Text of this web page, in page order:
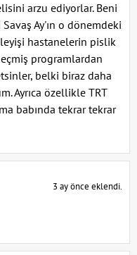
arzu ediyorlar. Beni
Ay'ın o dönemdeki
hastanelerin pislik
programlardan
belki biraz daha
Ayrıca özellikle TRT
babında tekrar tekrar
3 ay önce eklendi.